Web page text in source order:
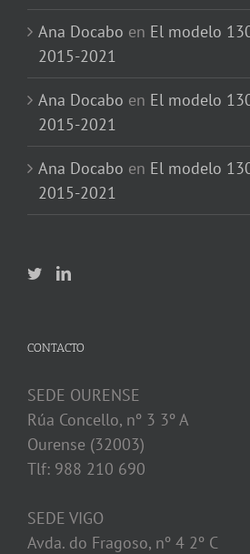
Ana Docabo en El modelo
2015-2021
Ana Docabo en El modelo
2015-2021
Ana Docabo en El modelo
2015-2021
CONTACTO
SEDE OURENSE
Rúa Concello, nº 3 3º A
Ourense (32003)
Tlf: 988 210 690
SEDE VIGO
Avda. do Fragoso, nº 4 2º C